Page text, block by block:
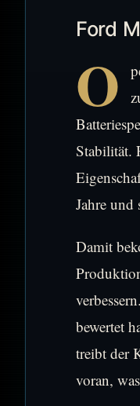
Ford
O
Stabilität.
Jahre und
Damit
bewertet
treibt der
voran,